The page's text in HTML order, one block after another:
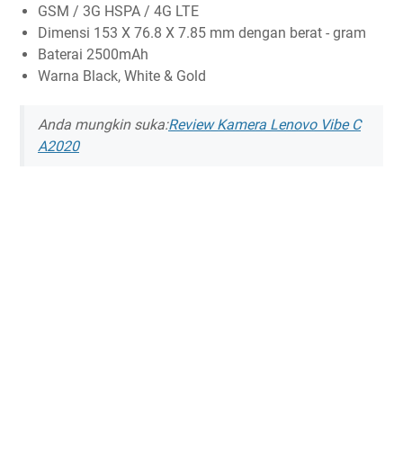
GSM / 3G HSPA / 4G LTE
Dimensi 153 X 76.8 X 7.85 mm dengan berat - gram
Baterai 2500mAh
Warna Black, White & Gold
Anda mungkin suka:Review Kamera Lenovo Vibe C
A2020